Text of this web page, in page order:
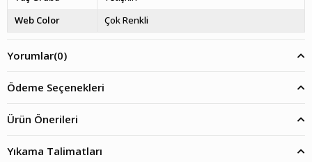
Web Color
Çok Renkli
Yorumlar(0)
Ödeme Seçenekleri
Ürün Önerileri
Yıkama Talimatları